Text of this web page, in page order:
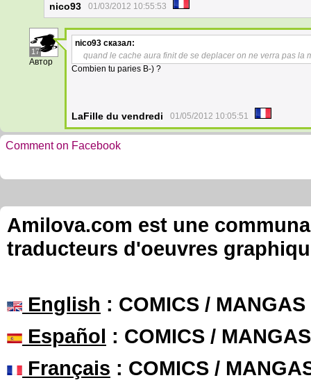
nico93 01/03/2012 10:55:53
17
Автор
nico93 сказал:
quand le cache aura finit de se deplacer on ne verra pas la
Combien tu paries B-) ?
LaFille du vendredi 01/05/2012 10:05:51
Comment on Facebook
Amilova.com est une
traducteurs d'oeuvres
English : COMICS /
Español : COMICS /
Français : COMICS /